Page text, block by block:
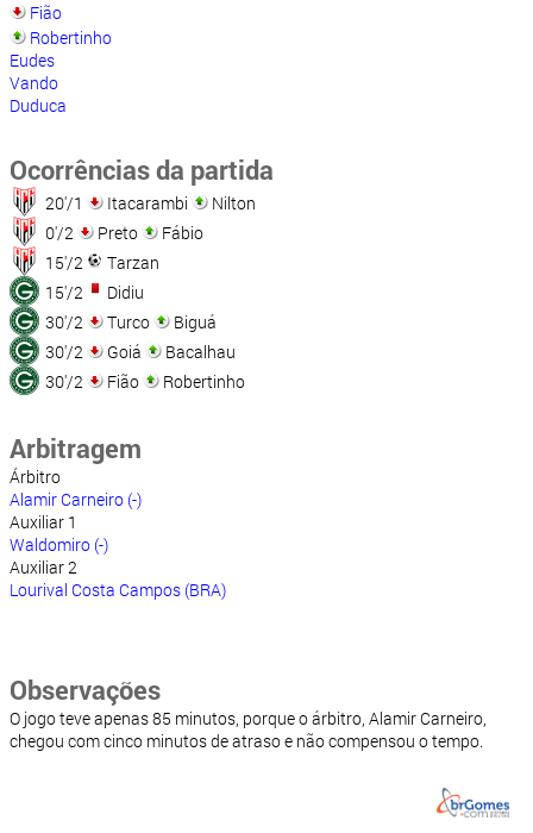
Fião
Robertinho
Eudes
Vando
Duduca
Ocorrências da partida
20'/1 Itacarambi
Nilton
0'/2
Preto
Fábio
15'/2
Tarzan
15'/2
Didiu
30'/2
Turco
Biguá
30'/2
Goiá
Bacalhau
30'/2
Fião Robertinho
Arbitragem
Árbitro
Alamir Carneiro (-)
Auxiliar 1
Waldomiro (-)
Auxiliar 2
Lourival Costa Campos (BRA)
Observações
O jogo teve apenas 85 minutos, porque o árbitro, Alamir Carneiro,
chegou com cinco minutos de atraso e não compensou o tempo.